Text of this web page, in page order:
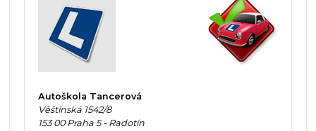
Autoškola Tancerová
Věštínská 1542/8
153 00 Praha 5 - Radotín